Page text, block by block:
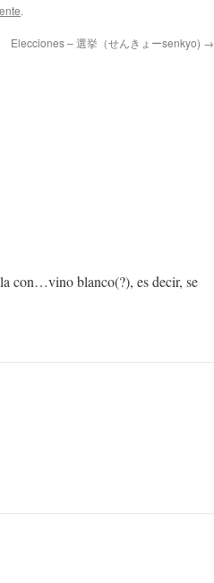
.
Elecciones – 選挙（せんきょーsenkyo) →
con…vino blanco(?), es decir, se